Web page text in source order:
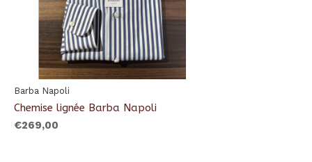
Barba Napoli
Chemise lignée Barba Napoli
€269,00